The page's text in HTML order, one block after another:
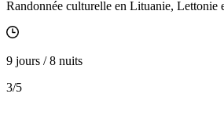
Randonnée culturelle en Lituanie, Lettonie
9 jours / 8 nuits
3/5